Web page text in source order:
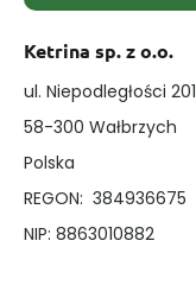
Ketrina sp. z o.o.
ul. Niepodległości 201
58-300 Wałbrzych
Polska
REGON: 384936675
NIP: 8863010882